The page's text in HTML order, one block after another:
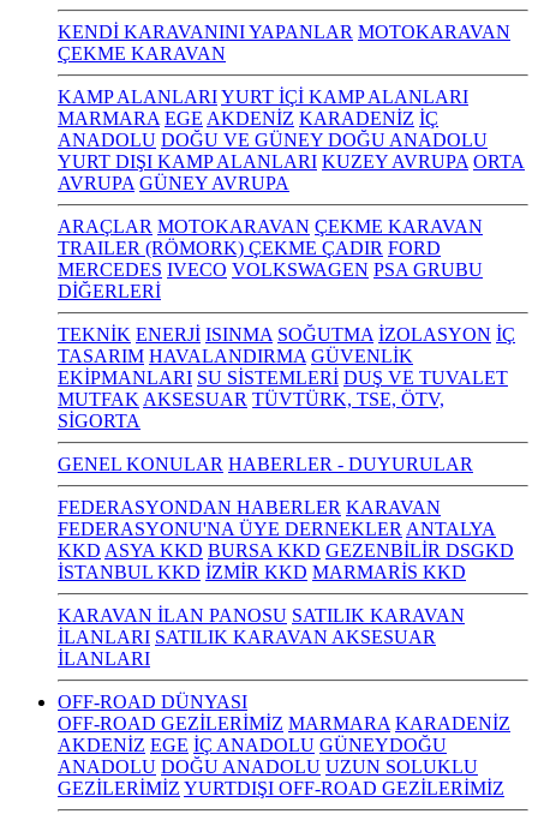
KENDİ KARAVANINI YAPANLAR MOTOKARAVAN
ÇEKME KARAVAN
KAMP ALANLARIYURT İÇİ KAMP ALANLARI
MARMARA EGE AKDENİZ KARADENİZ İÇ
ANADOLU DOĞU VE GÜNEY DOĞU ANADOLU
YURT DIŞI KAMP ALANLARI KUZEY AVRUPA ORTA
AVRUPA GÜNEY AVRUPA
ARAÇLAR MOTOKARAVAN ÇEKME KARAVAN
TRAILER (RÖMORK) ÇEKME ÇADIR FORD
MERCEDES IVECO VOLKSWAGEN PSA GRUBU
DİĞERLERİ
TEKNİK ENERJİ ISINMA SOĞUTMA İZOLASYON İÇ
TASARIM HAVALANDIRMA GÜVENLİK
EKİPMANLARI SU SİSTEMLERİ DUŞ VE TUVALET
MUTFAK AKSESUAR TÜVTÜRK, TSE, ÖTV,
SİGORTA
GENEL KONULAR HABERLER - DUYURULAR
FEDERASYONDAN HABERLER KARAVAN
FEDERASYONU'NA ÜYE DERNEKLER ANTALYA
KKD ASYA KKD BURSA KKD GEZENBİLİR DSGKD
İSTANBUL KKD İZMİR KKD MARMARİS KKD
KARAVAN İLAN PANOSU SATILIK KARAVAN
İLANLARI SATILIK KARAVAN AKSESUAR
İLANLARI
OFF-ROAD DÜNYASI
OFF-ROAD GEZİLERİMİZ MARMARA KARADENİZ
AKDENİZ EGE İÇ ANADOLU GÜNEYDOĞU
ANADOLU DOĞU ANADOLU UZUN SOLUKLU
GEZİLERİMİZ YURTDIŞI OFF-ROAD GEZİLERİMİZ